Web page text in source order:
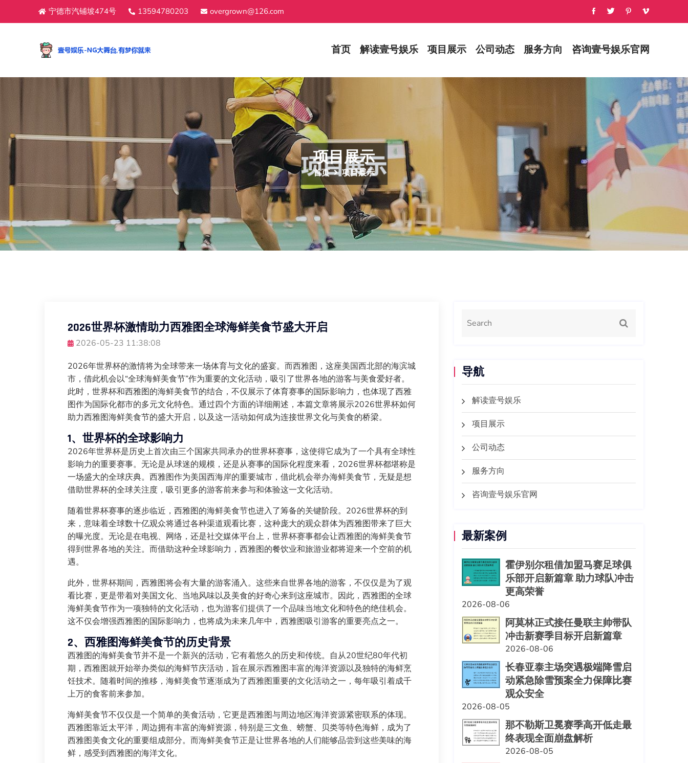
宁德市汽铺坡474号 13594780203 overgrown@126.com
首页 解读壹号娱乐 项目展示 公司动态 服务方向 咨询壹号娱乐官网
项目展示
首页 项目展示
2026世界杯激情助力西雅图全球海鲜美食节盛大开启
2026-05-23 11:38:08
2026年世界杯的激情将为全球带来一场体育与文化的盛宴。而西雅图，这座美国西北部的海滨城
市，借此机会以“全球海鲜美食节”作为重要的文化活动，吸引了世界各地的游客与美食爱好者。
此时，世界杯和西雅图的海鲜美食节的结合，不仅展示了体育赛事的国际影响力，也体现了西雅
图作为国际化都市的多元文化特色。通过四个方面的详细阐述，本篇文章将展示2026世界杯如何
助力西雅图海鲜美食节的盛大开启，以及这一活动如何成为连接世界文化与美食的桥梁。
1、世界杯的全球影响力
2026年世界杯是历史上首次由三个国家共同承办的世界杯赛事，这使得它成为了一个具有全球性
影响力的重要赛事。无论是从球迷的规模，还是从赛事的国际化程度来看，2026世界杯都堪称是
一场盛大的全球庆典。西雅图作为美国西海岸的重要城市，借此机会举办海鲜美食节，无疑是想
借助世界杯的全球关注度，吸引更多的游客前来参与和体验这一文化活动。
随着世界杯赛事的逐步临近，西雅图的海鲜美食节也进入了筹备的关键阶段。2026世界杯的到
来，意味着全球数十亿观众将通过各种渠道观看比赛，这种庞大的观众群体为西雅图带来了巨大
的曝光度。无论是在电视、网络，还是社交媒体平台上，世界杯赛事都会让西雅图的海鲜美食节
得到世界各地的关注。而借助这种全球影响力，西雅图的餐饮业和旅游业都将迎来一个空前的机
遇。
此外，世界杯期间，西雅图将会有大量的游客涌入。这些来自世界各地的游客，不仅仅是为了观
看比赛，更是带着对美国文化、当地风味以及美食的好奇心来到这座城市。因此，西雅图的全球
海鲜美食节作为一项独特的文化活动，也为游客们提供了一个品味当地文化和特色的绝佳机会。
这不仅会增强西雅图的国际影响力，也将成为未来几年中，西雅图吸引游客的重要亮点之一。
2、西雅图海鲜美食节的历史背景
西雅图的海鲜美食节并不是一个新兴的活动，它有着悠久的历史和传统。自从20世纪80年代初
期，西雅图就开始举办类似的海鲜节庆活动，旨在展示西雅图丰富的海洋资源以及独特的海鲜烹
饪技术。随着时间的推移，海鲜美食节逐渐成为了西雅图重要的文化活动之一，每年吸引着成千
上万的食客前来参加。
海鲜美食节不仅仅是一个简单的美食活动，它更是西雅图与周边地区海洋资源紧密联系的体现。
西雅图靠近太平洋，周边拥有丰富的海鲜资源，特别是三文鱼、螃蟹、贝类等特色海鲜，成为了
西雅图美食文化的重要组成部分。而海鲜美食节正是让世界各地的人们能够品尝到这些美味的海
鲜，感受到西雅图的海洋文化。
导航
解读壹号娱乐
项目展示
公司动态
服务方向
咨询壹号娱乐官网
最新案例
霍伊别尔租借加盟马赛足球俱
乐部开启新篇章 助力球队冲击
更高荣誉
2026-08-06
阿莫林正式接任曼联主帅带队
冲击新赛季目标开启新篇章
2026-08-06
长春亚泰主场突遇极端降雪启
动紧急除雪预案全力保障比赛
观众安全
2026-08-05
那不勒斯卫冕赛季高开低走最
终表现全面崩盘解析
2026-08-05